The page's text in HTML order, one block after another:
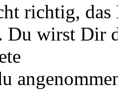
richtig,
Du wirst Dir